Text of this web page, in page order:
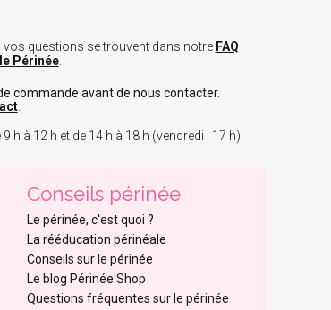
vos questions se trouvent dans notre FAQ
Périnée.
commande avant de nous contacter.
.
h à 12 h et de 14 h à 18 h (vendredi : 17 h)
Conseils périnée
Le périnée, c'est quoi ?
La rééducation périnéale
Conseils sur le périnée
Le blog Périnée Shop
Questions fréquentes sur le périnée